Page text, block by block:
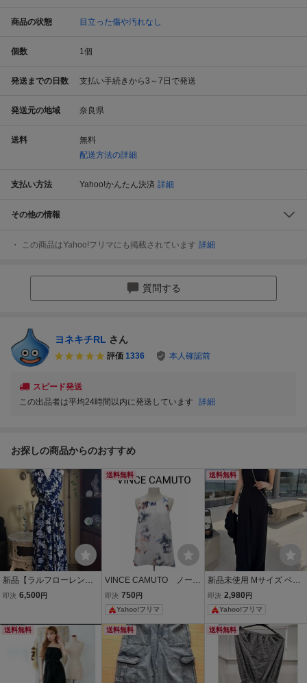
商品の状態 目立った傷や汚れなし
個数 1個
発送までの日数 支払い手続きから3～7日で発送
発送元の地域 奈良県
送料
無料
配送方法の詳細
支払い方法 Yahoo!かんたん決済 詳細
その他の情報
この商品はYahoo!フリマにも掲載されています 詳細
質問する
ヨネキチRL さん
評価 1336 本人確認前
スピード発送
この出品者は平均24時間以内に発送しています
詳細
お探しの商品からのおすすめ
新品【ラルフローレン】
ブルー花柄/ハイネックカ
ンベルト （US・10／13
号～15号）#232
即決 6,500 円
送料無料
VINCE CAMUTO ノース
リーブ
即決 750 円
Yahoo!フリマ
送料無料
新品未使用 Mサイズ ベア
トップ オールインワン ブ
ラック ギャル サロペ
即決 2,980 円
Yahoo!フリマ
送料無料 送料無料 送料無料